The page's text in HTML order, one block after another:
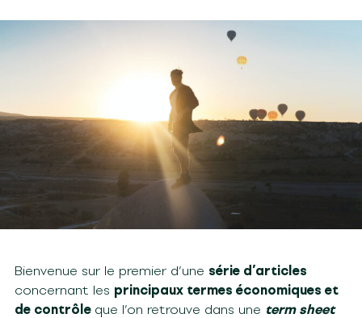
Bienvenue sur le premier d’une série d’articles
concernant les principaux termes économiques et
de contrôle que l’on retrouve dans une term sheet